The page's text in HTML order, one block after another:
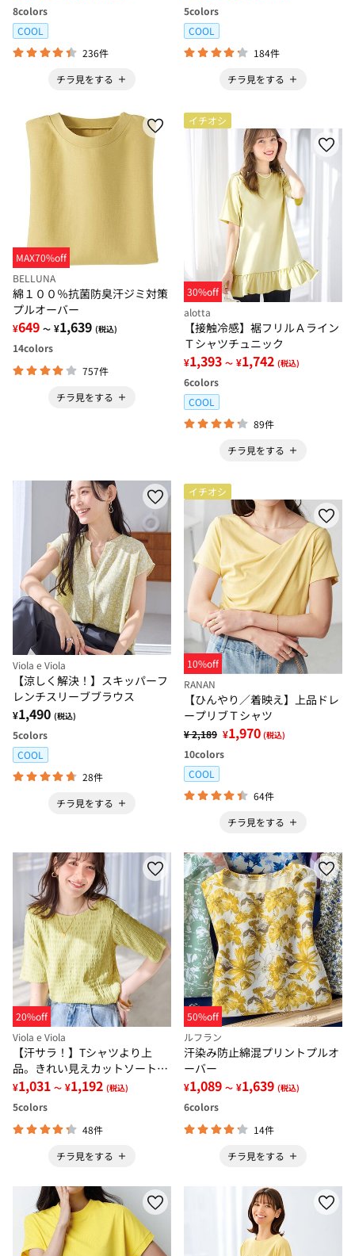
8colors
COOL
236件
チラ見をする
5colors
COOL
184件
チラ見をする
MAX70%off
BELLUNA
綿１００％抗菌防臭汗ジミ対策
プルオーバー
¥649 ～ ¥1,639 (税込)
14colors
757件
チラ見をする
イチオシ
30%off
alotta
【接触冷感】裾フリルＡライン
Ｔシャツチュニック
¥1,393 ～ ¥1,742 (税込)
6colors
COOL
89件
チラ見をする
Viola e Viola
【涼しく解決！】スキッパーフ
レンチスリーブブラウス
¥1,490 (税込)
5colors
COOL
28件
チラ見をする
イチオシ
10%off
RANAN
【ひんやり／着映え】上品ドレ
ープリブＴシャツ
¥ 2,189 ¥1,970 (税込)
10colors
COOL
64件
チラ見をする
20%off
Viola e Viola
【汗サラ！】Tシャツより上
品。きれい見えカットソートッ
プス
¥1,031 ～ ¥1,192 (税込)
5colors
48件
チラ見をする
50%off
ルフラン
汗染み防止綿混プリントプルオ
ーバー
¥1,089 ～ ¥1,639 (税込)
6colors
14件
チラ見をする